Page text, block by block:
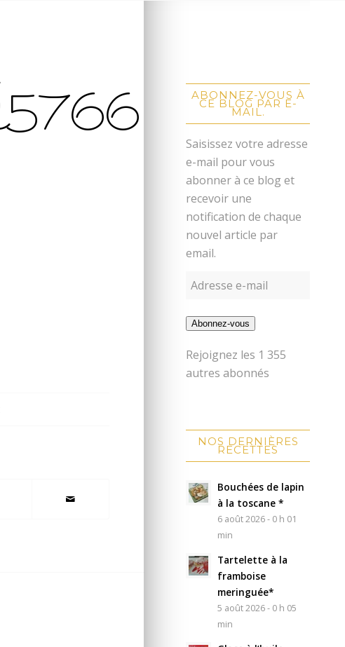
ABONNEZ-VOUS À
CE BLOG PAR E-
MAIL.
Saisissez votre adresse
e-mail pour vous
abonner à ce blog et
recevoir une
notification de chaque
nouvel article par
email.
Abonnez-vous
Rejoignez les 1 355
autres abonnés
NOS DERNIÈRES
RECETTES
Bouchées de lapin
à la toscane *
6 août 2026 - 0 h 01
min
Tartelette à la
framboise
meringuée*
5 août 2026 - 0 h 05
min